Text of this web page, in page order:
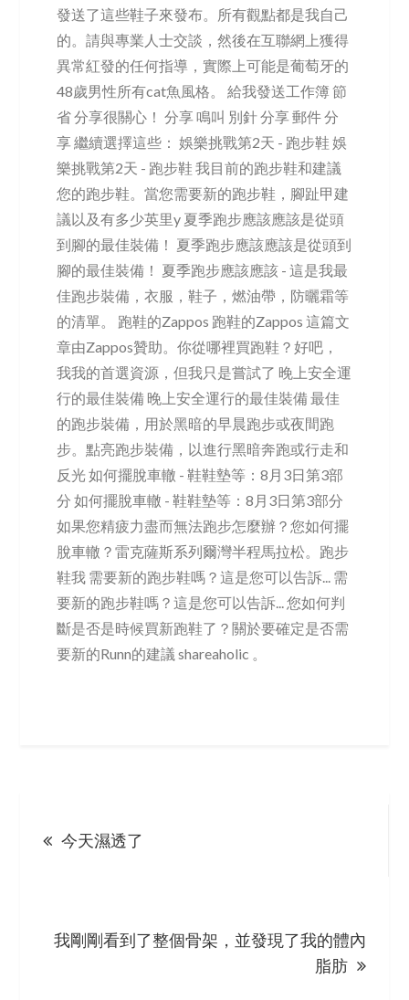
發送了這些鞋子來發布。所有觀點都是我自己
的。請與專業人士交談，然後在互聯網上獲得
異常紅發的任何指導，實際上可能是葡萄牙的
48歲男性所有cat魚風格。 給我發送工作簿 節
省 分享很關心！ 分享 鳴叫 別針 分享 郵件 分
享 繼續選擇這些： 娛樂挑戰第2天 - 跑步鞋 娛
樂挑戰第2天 - 跑步鞋 我目前的跑步鞋和建議
您的跑步鞋。當您需要新的跑步鞋，腳趾甲建
議以及有多少英里y 夏季跑步應該應該是從頭
到腳的最佳裝備！ 夏季跑步應該應該是從頭到
腳的最佳裝備！ 夏季跑步應該應該 - 這是我最
佳跑步裝備，衣服，鞋子，燃油帶，防曬霜等
的清單。 跑鞋的Zappos 跑鞋的Zappos 這篇文
章由Zappos贊助。你從哪裡買跑鞋？好吧，
我我的首選資源，但我只是嘗試了 晚上安全運
行的最佳裝備 晚上安全運行的最佳裝備 最佳
的跑步裝備，用於黑暗的早晨跑步或夜間跑
步。點亮跑步裝備，以進行黑暗​​奔跑或行走和
反光 如何擺脫車轍 - 鞋鞋墊等：8月3日第3部
分 如何擺脫車轍 - 鞋鞋墊等：8月3日第3部分
如果您精疲力盡而無法跑步怎麼辦？您如何擺
脫車轍？雷克薩斯系列爾灣半程馬拉松。跑步
鞋我 需要新的跑步鞋嗎？這是您可以告訴... 需
要新的跑步鞋嗎？這是您可以告訴... 您如何判
斷是否是時候買新跑鞋了？關於要確定是否需
要新的Runn的建議 shareaholic 。
navigation
今天濕透了
我剛剛看到了整個骨架，並發現了我的體內
脂肪